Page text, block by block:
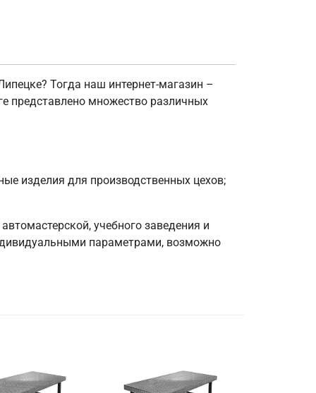
Тогда наш интернет-магазин –
представлено множество различных
изделия для производственных цехов;
учебного заведения и
параметрами, возможно